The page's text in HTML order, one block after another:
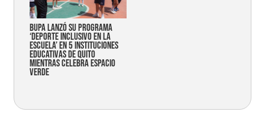
Bupa lanzó su programa
‘Deporte Inclusivo en la
Escuela’ en 5 instituciones
educativas de Quito
mientras celebra espacio
verde